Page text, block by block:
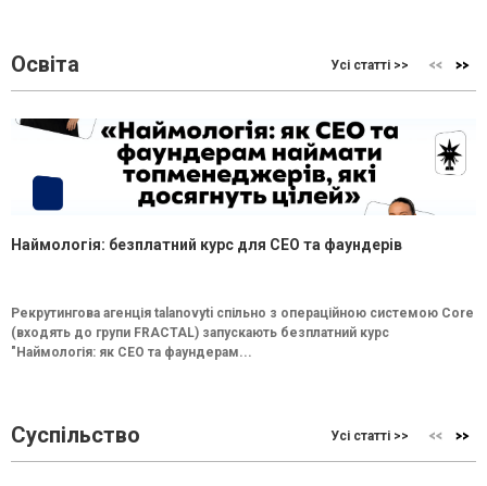
Освіта Усі статті >>
Наймологія: безплатний курс для CEO та фаундерів
Рекрутингова агенція talanovyti спільно з операційною системою Core
(входять до групи FRACTAL) запускають безплатний курс
"Наймологія: як СEO та фаундерам...
Суспільство Усі статті >>